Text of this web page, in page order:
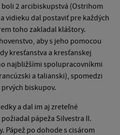
boli 2 arcibiskupstvá (Ostrihom
vidieku dal postaviť pre každých
toho zakladal kláštory.
aby s jeho pomocou
kresťanstva a kresťanskej
najbližšími spolupracovníkmi
a talianski), spomedzi
biskupov.
a dal im aj zreteľné
pápeža Silvestra II.
Pápež po dohode s cisárom